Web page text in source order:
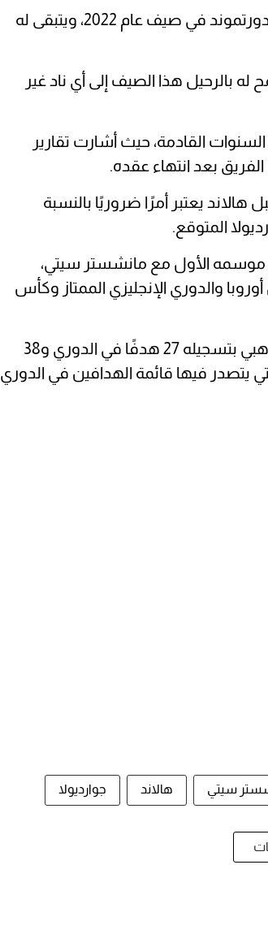
انضم هالاند إلى مانشستر سيتي قادمًا من بوروسيا دورتموند في صيف عام 2022، ويتبقى له
بالرحيل هذا الصيف إلى أي ناد غير
القادمة، حيث أشارت تقارير
بعد انتهاء عقده.
يعتبر أمرًا ضروريًا بالنسبة
المتوقع.
من العمر 23 عامًا 52 هدفًا في موسمه الأول مع مانشستر سيتي،
والدوري الإنجليزي الممتاز وكأس
في الموسم الحالي، حصل هالاند على جائزة الحذاء الذهبي بتسجيله 27 هدفًا في الدوري و38
يتصدر فيها قائمة الهدافين في الدوري
سيتي هالاند جوارديولا